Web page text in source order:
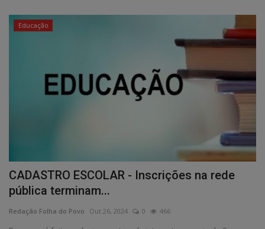
Educação
CADASTRO ESCOLAR - Inscrições na rede
pública terminam...
Redação Folha do Povo Out 26, 2024 0 466